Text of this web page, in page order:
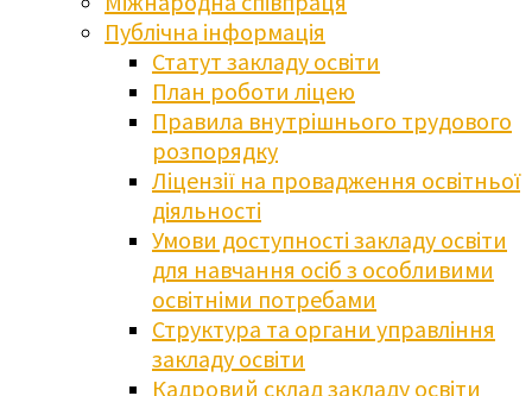
Публічна інформація
Статут закладу освіти
План роботи ліцею
Правила внутрішнього трудового
розпорядку
Ліцензії на провадження освітньої
діяльності
Умови доступності закладу освіти
для навчання осіб з особливими
освітніми потребами
Структура та органи управління
закладу освіти
Кадровий склад закладу освіти